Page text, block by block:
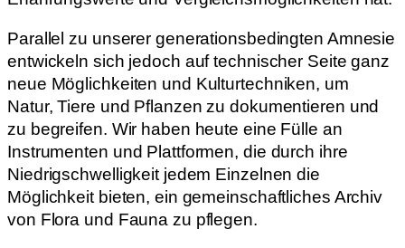
Parallel zu unserer generationsbedingten Amnesie
entwickeln sich jedoch auf technischer Seite ganz
neue Möglichkeiten und Kulturtechniken, um
Natur, Tiere und Pflanzen zu dokumentieren und
zu begreifen. Wir haben heute eine Fülle an
Instrumenten und Plattformen, die durch ihre
Niedrigschwelligkeit jedem Einzelnen die
Möglichkeit bieten, ein gemeinschaftliches Archiv
von Flora und Fauna zu pflegen.